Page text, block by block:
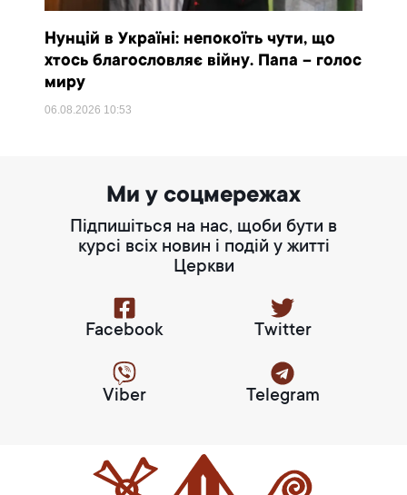
Нунцій в Україні: непокоїть чути, що
хтось благословляє війну. Папа – голос
миру
06.08.2026 10:53
Ми у соцмережах
Підпишіться на нас, щоби бути в
курсі всіх новин і подій у житті
Церкви
Facebook Twitter
Viber Telegram